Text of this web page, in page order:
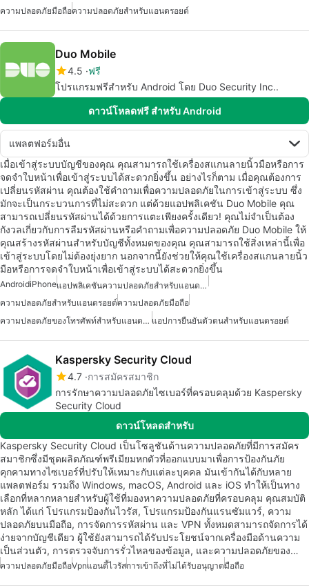
ความปลอดภัยมือถือความปลอดภัยสำหรับแอนดรอยด์
Duo Mobile
4.5 ฟรี
โปรแกรมฟรีสำหรับ Android โดย Duo Security Inc..
ดาวน์โหลดฟรี สำหรับ Android
แพลตฟอร์มอื่น
เมื่อเข้าสู่ระบบบัญชีของคุณ คุณสามารถใช้เครื่องสแกนลายนิ้วมือหรือการ
จดจำใบหน้าเพื่อเข้าสู่ระบบได้สะดวกยิ่งขึ้น อย่างไรก็ตาม เมื่อคุณต้องการ
เปลี่ยนรหัสผ่าน คุณต้องใช้คำถามเพื่อความปลอดภัยในการเข้าสู่ระบบ ซึ่ง
มักจะเป็นกระบวนการที่ไม่สะดวก แต่ด้วยแอปพลิเคชัน Duo Mobile คุณ
สามารถเปลี่ยนรหัสผ่านได้ด้วยการแตะเพียงครั้งเดียว! คุณไม่จำเป็นต้อง
กังวลเกี่ยวกับการลืมรหัสผ่านหรือคำถามเพื่อความปลอดภัย Duo Mobile ให้
คุณสร้างรหัสผ่านสำหรับบัญชีทั้งหมดของคุณ คุณสามารถใช้สิ่งเหล่านี้เพื่อ
เข้าสู่ระบบโดยไม่ต้องยุ่งยาก นอกจากนี้ยังช่วยให้คุณใช้เครื่องสแกนลายนิ้ว
มือหรือการจดจำใบหน้าเพื่อเข้าสู่ระบบได้สะดวกยิ่งขึ้น
AndroidiPhone
แอปพลิเคชันความปลอดภัยสำหรับแอนดรอยด์
ความปลอดภัยสำหรับแอนดรอยด์ความปลอดภัยมือถือ
ความปลอดภัยของโทรศัพท์สำหรับแอนดรอยด์ แอปการยืนยันตัวตนสำหรับแอนดรอยด์
Kaspersky Security Cloud
4.7 การสมัครสมาชิก
การรักษาความปลอดภัยไซเบอร์ที่ครอบคลุมด้วย Kaspersky
Security Cloud
ดาวน์โหลดสำหรับ
Kaspersky Security Cloud เป็นโซลูชันด้านความปลอดภัยที่มีการสมัคร
สมาชิกซึ่งมีชุดผลิตภัณฑ์พรีเมียมหกตัวที่ออกแบบมาเพื่อการป้องกันภัย
คุกคามทางไซเบอร์ที่ปรับให้เหมาะกับแต่ละบุคคล มันเข้ากันได้กับหลาย
แพลตฟอร์ม รวมถึง Windows, macOS, Android และ iOS ทำให้เป็นทาง
เลือกที่หลากหลายสำหรับผู้ใช้ที่มองหาความปลอดภัยที่ครอบคลุม คุณสมบัติ
หลัก ได้แก่ โปรแกรมป้องกันไวรัส, โปรแกรมป้องกันแรนซัมแวร์, ความ
ปลอดภัยบนมือถือ, การจัดการรหัสผ่าน และ VPN ทั้งหมดสามารถจัดการได้
ง่ายจากบัญชีเดียว ผู้ใช้ยังสามารถได้รับประโยชน์จากเครื่องมือด้านความ
เป็นส่วนตัว, การตรวจจับการรั่วไหลของข้อมูล, และความปลอดภัยของ…
ความปลอดภัยมือถือVpnแอนตี้ไวรัสการเข้าถึงที่ไม่ได้รับอนุญาตมือถือ